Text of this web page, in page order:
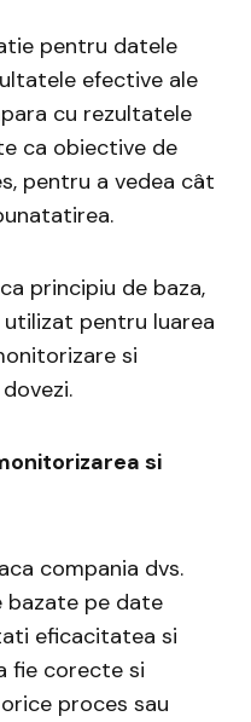
pentru datele
efective ale
cu rezultatele
ca obiective de
pentru a vedea cât
principiu de baza,
pentru luarea
si
si
compania dvs.
bazate pe date
eficacitatea si
fie corecte si
proces sau